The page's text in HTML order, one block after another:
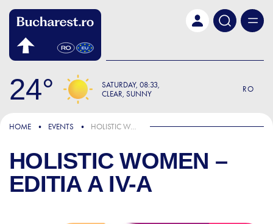
24 SATURDAY 08:33
CLEAR, SUNNY
RO
HOME EVENTS HOLISTIC WOMEN – EDITIA A IV-A
HOLISTIC WOMEN –
EDITIA A IV-A